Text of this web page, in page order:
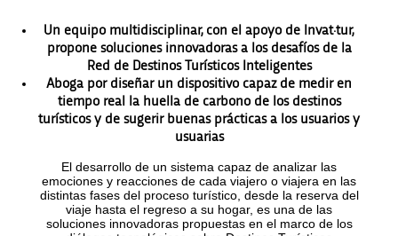
Un equipo multidisciplinar, con el apoyo de Invat·tur,
propone soluciones innovadoras a los desafíos de la
Red de Destinos Turísticos Inteligentes
Aboga por diseñar un dispositivo capaz de medir en
tiempo real la huella de carbono de los destinos
turísticos y de sugerir buenas prácticas a los usuarios y
usuarias
El desarrollo de un sistema capaz de analizar las
emociones y reacciones de cada viajero o viajera en las
distintas fases del proceso turístico, desde la reserva del
viaje hasta el regreso a su hogar, es una de las
soluciones innovadoras propuestas en el marco de los